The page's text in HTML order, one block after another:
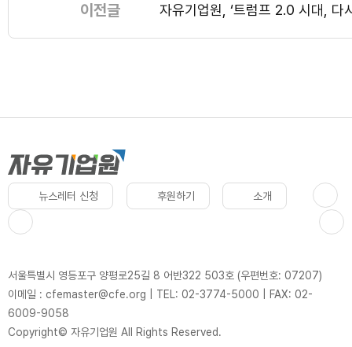
이전글 자유기업원, ‘트럼프 2.0 시대, 다
뉴스레터 신청 후원하기 소개
서울특별시 영등포구 양평로25길 8 어반322 503호 (우편번호: 07207)
이메일 : cfemaster@cfe.org
TEL: 02-3774-5000
FAX: 02-
6009-9058
Copyright© 자유기업원 All Rights Reserved.